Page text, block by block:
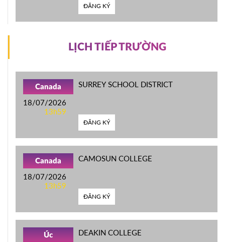
ĐĂNG KÝ
LỊCH TIẾP TRƯỜNG
Canada
18/07/2026
13h59
SURREY SCHOOL DISTRICT
ĐĂNG KÝ
Canada
18/07/2026
13h59
CAMOSUN COLLEGE
ĐĂNG KÝ
Úc DEAKIN COLLEGE